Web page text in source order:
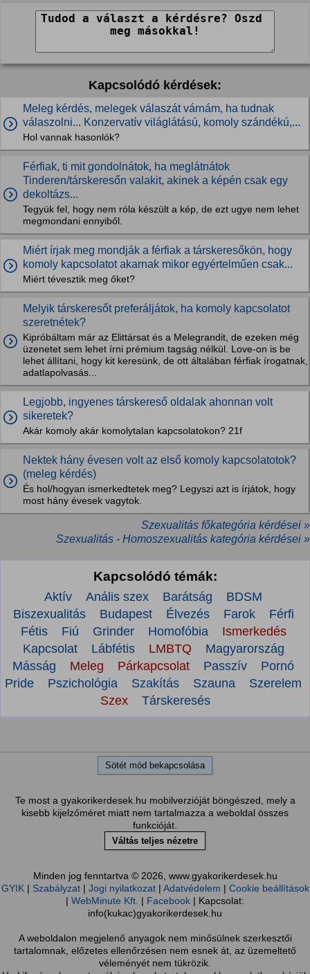
Kapcsolódó kérdések:
Meleg kérdés, melegek válaszát várnám, ha tudnak
válaszolni... Konzervatív világlátású, komoly szándékú,...
Hol vannak hasonlók?
Férfiak, ti mit gondolnátok, ha meglátnátok
Tinderen/társkeresőn valakit, akinek a képén csak egy
dekoltázs...
Tegyük fel, hogy nem róla készült a kép, de ezt ugye nem lehet
megmondani ennyiből.
Miért írjak meg mondják a férfiak a társkeresőkön, hogy
komoly kapcsolatot akarnak mikor egyértelműen csak...
Miért tévesztik meg őket?
Melyik társkeresőt preferáljátok, ha komoly kapcsolatot
szeretnétek?
Kipróbáltam már az Elittársat és a Melegrandit, de ezeken még
üzenetet sem lehet írni prémium tagság nélkül. Love-on is be
lehet állítani, hogy kit keresünk, de ott általában férfiak írogatnak,
adatlapolvasás...
Legjobb, ingyenes társkereső oldalak ahonnan volt
sikeretek?
Akár komoly akár komolytalan kapcsolatokon? 21f
Nektek hány évesen volt az első komoly kapcsolatotok?
(meleg kérdés)
És hol/hogyan ismerkedtetek meg? Legyszi azt is írjátok, hogy
most hány évesek vagytok.
Szexualitás főkategória kérdései »
Szexualitás - Homoszexualitás kategória kérdései »
Kapcsolódó témák:
Aktív Anális szex Barátság
BDSM
Biszexualitás
Budapest Élvezés Farok
Férfi
Fétis
Fiú Grinder Homofóbia
Ismerkedés
Kapcsolat
Lábfétis LMBTQ
Magyarország
Másság
Meleg Párkapcsolat Passzív
Pornó
Pride
Pszichológia Szakítás Szauna
Szerelem
Szex
Társkeresés
Sötét mód bekapcsolása
Te most a gyakorikerdesek.hu mobilverzióját böngészed, mely a
kisebb kijelzőméret miatt nem tartalmazza a weboldal összes
funkcióját.
Váltás teljes nézetre
Minden jog fenntartva © 2026, www.gyakorikerdesek.hu
GYIK| Szabályzat| Jogi nyilatkozat| Adatvédelem | Cookie beállítások
| WebMinute Kft. | Facebook | Kapcsolat:
info(kukac)gyakorikerdesek.hu
A weboldalon megjelenő anyagok nem minősülnek szerkesztői
tartalomnak, előzetes ellenőrzésen nem esnek át, az üzemeltető
véleményét nem tükrözik.